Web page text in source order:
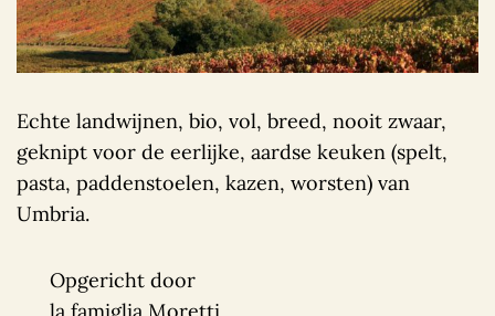
Echte landwijnen, bio, vol, breed, nooit zwaar,
geknipt voor de eerlijke, aardse keuken (spelt,
pasta, paddenstoelen, kazen, worsten) van
Umbria.
Opgericht door
la famiglia Moretti